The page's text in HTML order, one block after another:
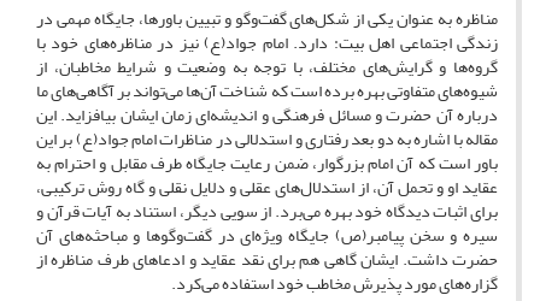
مناظره به عنوان یکی از شکل‌های گفت‌وگو و تبیین باورها، جایگاه مهمی در
زندگی اجتماعی اهل بیت: دارد. امام جواد‌(ع) نیز در مناظره‌های خود با
گروه‌ها و گرایش‌های مختلف، با توجه به وضعیت و شرایط مخاطبان، از
شیوه‌های متفاوتی بهره برده است که شناخت آن‌ها می‌تواند بر آگاهی‌های ما
درباره آن حضرت و مسائل فرهنگی و اندیشه‌ای زمان ایشان بیافزاید. این
مقاله با اشاره به دو بعد رفتاری و استدلالی در مناظرات امام جواد(ع) بر این
باور است که آن امام بزرگوار، ضمن رعایت جایگاه طرف مقابل و احترام به
عقاید او و تحمل آن، از استدلال‌های عقلی و دلایل نقلی و گاه روش ترکیبی،
برای اثبات دیدگاه خود بهره می‌برد. از سویی دیگر، استناد به آیات قرآن و
سیره و سخن پیامبر(ص) جایگاه ویژه‌ای در گفت‌وگوها و مباحثه‌های آن
حضرت داشت. ایشان گاهی هم برای نقد عقاید و ادعاهای طرف مناظره از
گزاره‌های مورد پذیرش مخاطب خود استفاده می‌کرد.